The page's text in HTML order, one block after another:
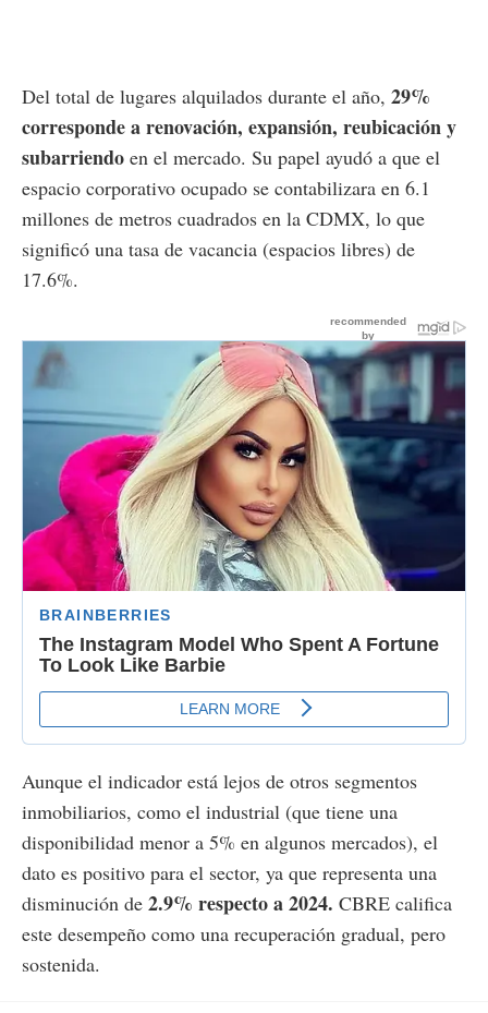
Del total de lugares alquilados durante el año, 29%
corresponde a renovación, expansión, reubicación y
subarriendo en el mercado. Su papel ayudó a que el
espacio corporativo ocupado se contabilizara en 6.1
millones de metros cuadrados en la CDMX, lo que
significó una tasa de vacancia (espacios libres) de
17.6%.
Aunque el indicador está lejos de otros segmentos
inmobiliarios, como el industrial (que tiene una
disponibilidad menor a 5% en algunos mercados), el
dato es positivo para el sector, ya que representa una
disminución de 2.9% respecto a 2024. CBRE califica
este desempeño como una recuperación gradual, pero
sostenida.